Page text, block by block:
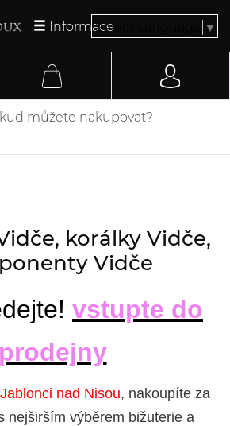
InformaceSelect Language ▼
můžete nakupovat?
korálky Vidče,
Vidče
vstupte do
prodejny
Jablonci nad Nisou, nakoupíte za
nejširším výběrem bižuterie a